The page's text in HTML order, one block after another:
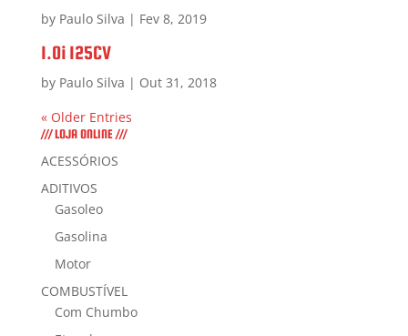
by Paulo Silva | Fev 8, 2019
1.0i 125CV
by Paulo Silva | Out 31, 2018
« Older Entries
/// LOJA ONLINE ///
ACESSÓRIOS
ADITIVOS
Gasoleo
Gasolina
Motor
COMBUSTÍVEL
Com Chumbo